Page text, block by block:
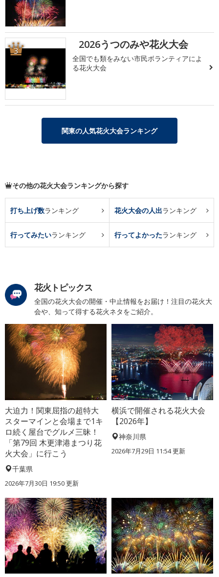
3 2026うつのみや花火大会
全国でも類をみない市民ボランティアによ
る花火大会
関東の人気花火大会ランキング
その他の花火大会ランキングから探す
打ち上げ数ランキング 花火大会の人出ランキング
行ってみたいランキング 行ってよかったランキング
花火トピックス
全国の花火大会の開催・中止情報をお届け！注目の花火大
会や、知って得する花火ネタをご紹介。
大迫力！関東屈指の超特大
スターマインと会場まで1キ
ロ続く屋台でグルメ三昧！
「第79回 木更津港まつり花
火大会」に行こう
千葉県
2026年7月30日 19:50 更新
横浜で開催される花火大会
【2026年】
神奈川県
2026年7月29日 11:54 更新